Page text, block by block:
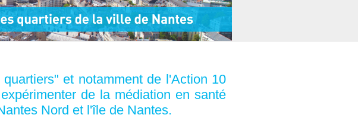
et notamment de l'Action 10
de la médiation en santé
Nord et l'île de Nantes.